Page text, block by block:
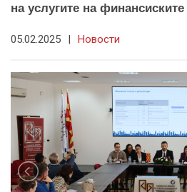
на услугите на
05.02.2025 | Новости